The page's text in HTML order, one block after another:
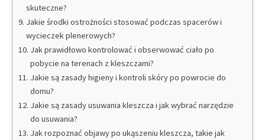
skuteczne?
Jakie środki ostrożności stosować podczas spacerów i
wycieczek plenerowych?
Jak prawidłowo kontrolować i obserwować ciało po
pobycie na terenach z kleszczami?
Jakie są zasady higieny i kontroli skóry po powrocie do
domu?
Jakie są zasady usuwania kleszcza i jak wybrać narzędzie
do usuwania?
Jak rozpoznać objawy po ukąszeniu kleszcza, takie jak